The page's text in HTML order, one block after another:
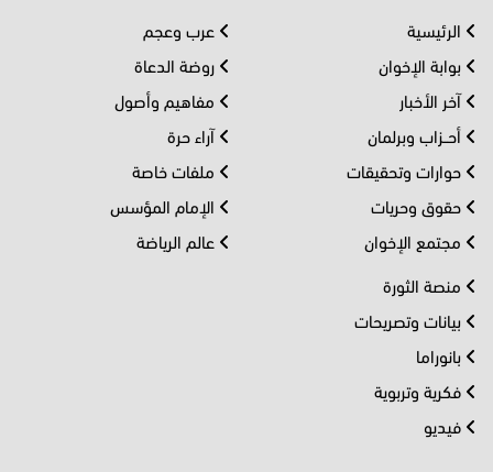
الرئيسية
بوابة الإخوان
آخر الأخبار
أحــزاب وبرلمان
حوارات وتحقيقات
حقوق وحريات
مجتمع الإخوان
عرب وعجم
روضة الدعاة
مفاهيم وأصول
آراء حرة
ملفات خاصة
الإمام المؤسس
عالم الرياضة
منصة الثورة
بيانات وتصريحات
بانوراما
فكرية وتربوية
فيديو